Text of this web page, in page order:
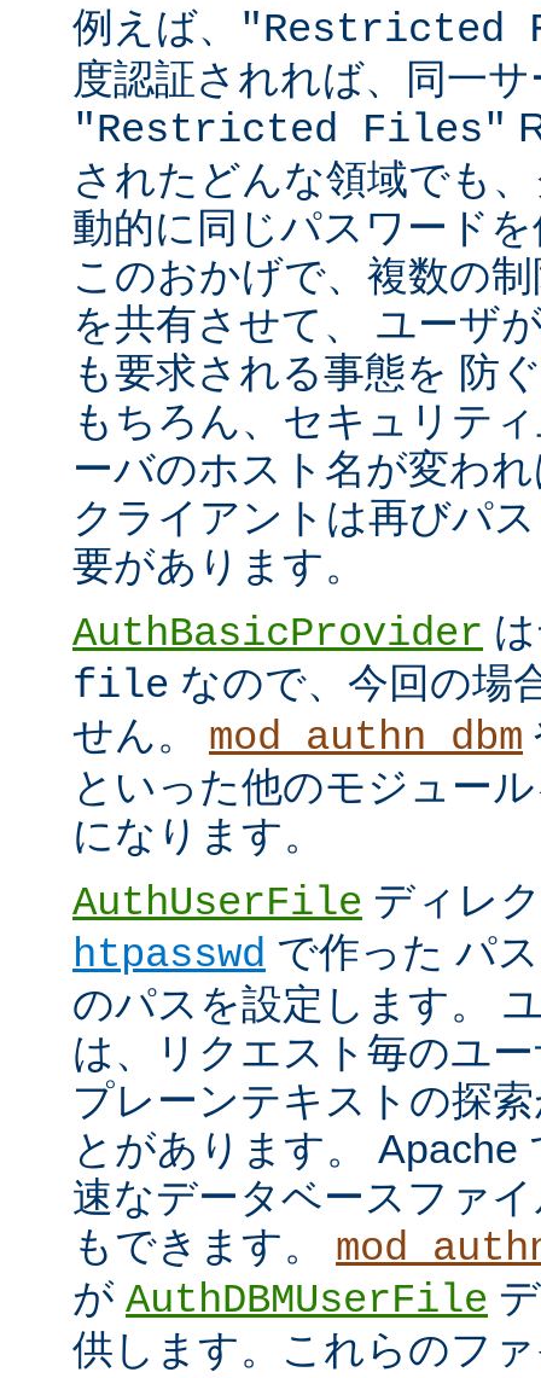
例えば、
"Restricted
度認証されれば、同一
"Restricted Files"
されたどんな領域でも
動的に同じパスワード
このおかげで、複数の
を共有させて、 ユーザ
も要求される事態を 防
もちろん、セキュリテ
ーバのホスト名が変わ
クライアントは再びパ
要があります。
AuthBasicProvider
file なので、今回の場
せん。 mod_authn_dbm
といった他のモジュー
になります。
AuthUserFile ディレ
htpasswd で作った パ
のパスを設定します。
は、リクエスト毎のユ
プレーンテキストの探
とがあります。 Apache
速なデータベースファ
もできます。
が AuthDBMUserFile
供します。これらのフ